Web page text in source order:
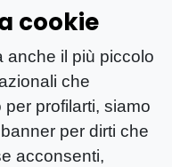
cookie
anche il più piccolo
che
profilarti, siamo
per dirti che
acconsenti,